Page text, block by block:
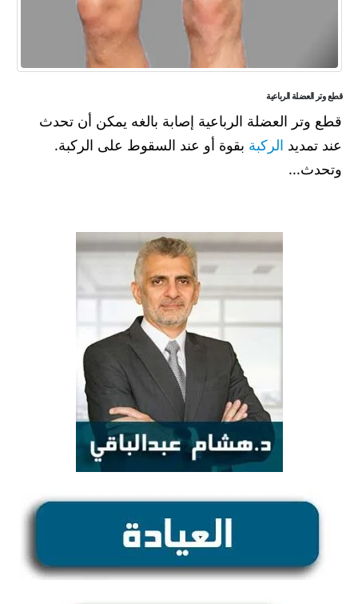
قطع وتر العضلة الرباعية
قطع وتر العضلة الرباعية إصابة بالغه يمكن أن تحدث
عند تمديد الركبة بقوة أو عند السقوط على الركبة.
وتحدث...